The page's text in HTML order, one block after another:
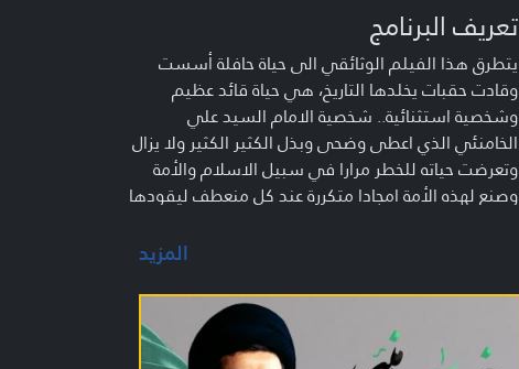
تعريف البرنامج
يتطرق هذا الفيلم الوثائقي الى حياة حافلة أسست
وقادت حقبات يخلدها التاريخ، هي حياة قائد عظيم
وشخصية استثنائية.. شخصية الامام السيد علي
الخامنئي الذي اعطى وضحى وبذل الكثير الكثير ولا يزال
وتعرضت حياته للخطر مرارا في سبيل الاسلام والأمة
وصنع لهذه الأمة امجادا متكررة عند كل منعطف ليقودها
المظفرة تحت ظل الامام الخميني العظيم الى تاريخ
في وثائقي هو الأول الذي يؤرخ جزءا كبيرا من هذه
الحياة الرائدة الحافلة، تعرض قناة المنار سلسلة حلقات
المزيد